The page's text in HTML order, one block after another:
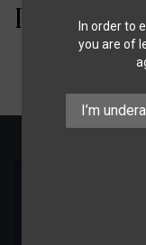
In order to
you are of
I’m
Política